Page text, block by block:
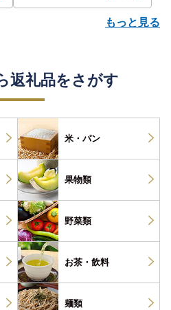
もっと見る
返礼品をさがす
米・パン
果物類
野菜類
お茶・ 飲料
麺類